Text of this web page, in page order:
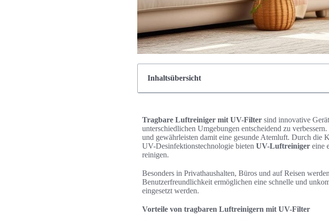
Inhaltsübersicht
Tragbare Luftreiniger mit UV-Filter sind innovative
unterschiedlichen Umgebungen entscheidend zu
und gewährleisten damit eine gesunde Atemluft. Durch die
UV-Desinfektionstechnologie bieten UV-Luftreiniger eine
reinigen.
Besonders in Privathaushalten, Büros und auf Reisen
Benutzerfreundlichkeit ermöglichen eine schnelle und
eingesetzt werden.
Vorteile von tragbaren Luftreinigern mit UV-Filter